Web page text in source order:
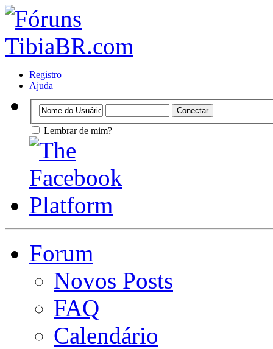
Registro
Ajuda
Lembrar de mim?
Forum
Novos Posts
FAQ
Calendário